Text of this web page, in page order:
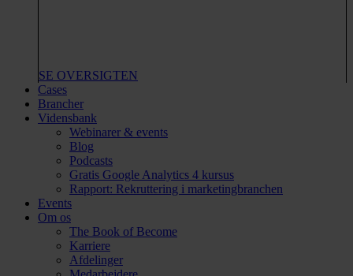
SE OVERSIGTEN
Cases
Brancher
Vidensbank
Webinarer & events
Blog
Podcasts
Gratis Google Analytics 4 kursus
Rapport: Rekruttering i marketingbranchen
Events
Om os
The Book of Become
Karriere
Afdelinger